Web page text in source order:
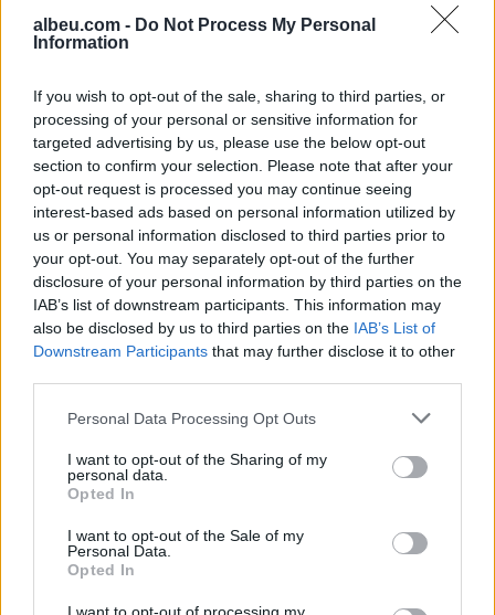
albeu.com - Do Not Process My Personal
Information
If you wish to opt-out of the sale, sharing to third parties, or
processing of your personal or sensitive information for
targeted advertising by us, please use the below opt-out
section to confirm your selection. Please note that after your
opt-out request is processed you may continue seeing
interest-based ads based on personal information utilized by
us or personal information disclosed to third parties prior to
your opt-out. You may separately opt-out of the further
disclosure of your personal information by third parties on the
IAB’s list of downstream participants. This information may
also be disclosed by us to third parties on the IAB’s List of
Downstream Participants that may further disclose it to other
Personal Data Processing Opt Outs
I want to opt-out of the Sharing of my
personal data.
Opted In
I want to opt-out of the Sale of my
Personal Data.
Opted In
SHBA-në për furnizime mujore
me raketa Patriot
Esim for Global|Esim for Europe|
Esim for Caribbean